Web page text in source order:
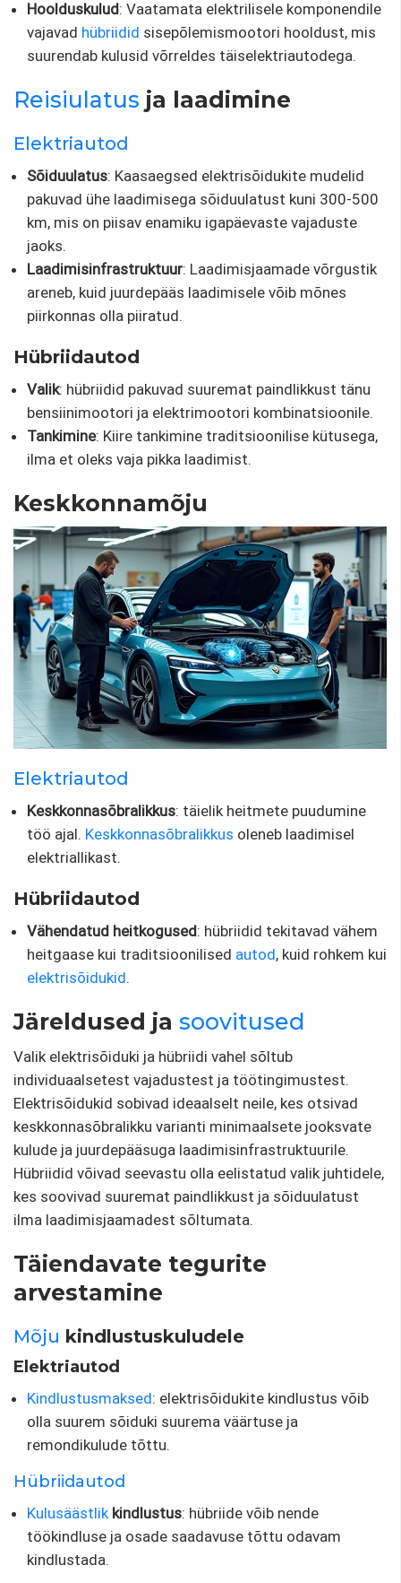
Hoolduskulud: Vaatamata elektrilisele komponendile
vajavad hübriidid sisepõlemismootori hooldust, mis
suurendab kulusid võrreldes täiselektriautodega.
Reisiulatus ja laadimine
Elektriautod
Sõiduulatus: Kaasaegsed elektrisõidukite mudelid
pakuvad ühe laadimisega sõiduulatust kuni 300-500
km, mis on piisav enamiku igapäevaste vajaduste
jaoks.
Laadimisinfrastruktuur: Laadimisjaamade võrgustik
areneb, kuid juurdepääs laadimisele võib mõnes
piirkonnas olla piiratud.
Hübriidautod
Valik: hübriidid pakuvad suuremat paindlikkust tänu
bensiinimootori ja elektrimootori kombinatsioonile.
Tankimine: Kiire tankimine traditsioonilise kütusega,
ilma et oleks vaja pikka laadimist.
Keskkonnamõju
Elektriautod
Keskkonnasõbralikkus: täielik heitmete puudumine
töö ajal. Keskkonnasõbralikkus oleneb laadimisel
elektriallikast.
Hübriidautod
Vähendatud heitkogused: hübriidid tekitavad vähem
heitgaase kui traditsioonilised autod, kuid rohkem kui
elektrisõidukid.
Järeldused ja soovitused
Valik elektrisõiduki ja hübriidi vahel sõltub
individuaalsetest vajadustest ja töötingimustest.
Elektrisõidukid sobivad ideaalselt neile, kes otsivad
keskkonnasõbralikku varianti minimaalsete jooksvate
kulude ja juurdepääsuga laadimisinfrastruktuurile.
Hübriidid võivad seevastu olla eelistatud valik juhtidele,
kes soovivad suuremat paindlikkust ja sõiduulatust
ilma laadimisjaamadest sõltumata.
Täiendavate tegurite
arvestamine
Mõju kindlustuskuludele
Elektriautod
Kindlustusmaksed: elektrisõidukite kindlustus võib
olla suurem sõiduki suurema väärtuse ja
remondikulude tõttu.
Hübriidautod
Kulusäästlikkindlustus: hübriide võib nende
töökindluse ja osade saadavuse tõttu odavam
kindlustada.